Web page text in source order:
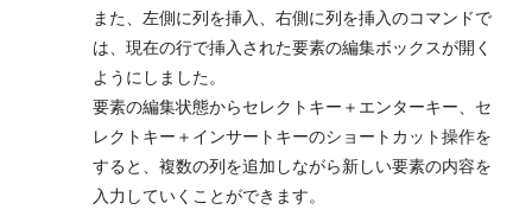
また、左側に列を挿入、右側に列を挿入のコマンドで
は、現在の行で挿入された要素の編集ボックスが開く
ようにしました。
要素の編集状態からセレクトキー＋エンターキー、セ
レクトキー＋インサートキーのショートカット操作を
すると、複数の列を追加しながら新しい要素の内容を
入力していくことができます。